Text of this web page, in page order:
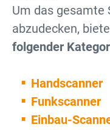
Um das gesamte
abzudecken,
folgender
Handscanner
Funkscanner
Einbau-